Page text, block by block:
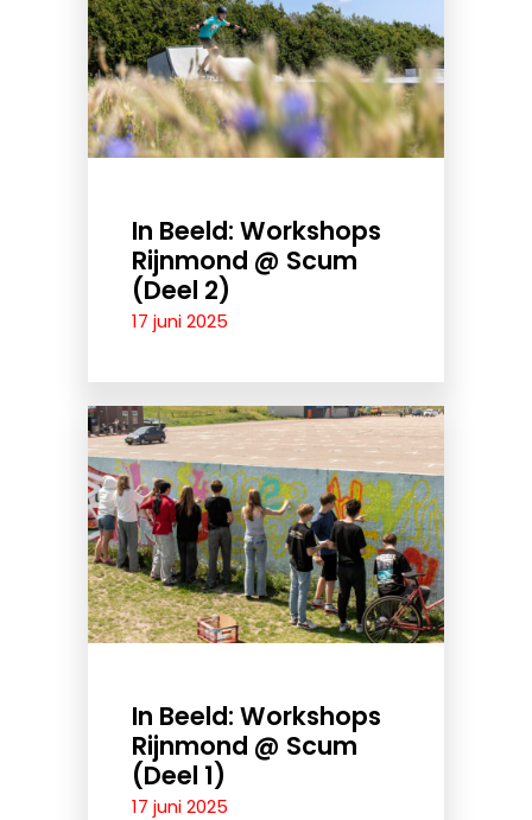
In Beeld: Workshops
Rijnmond @ Scum
(Deel 2)
17 juni 2025
In Beeld: Workshops
Rijnmond @ Scum
(Deel 1)
17 juni 2025